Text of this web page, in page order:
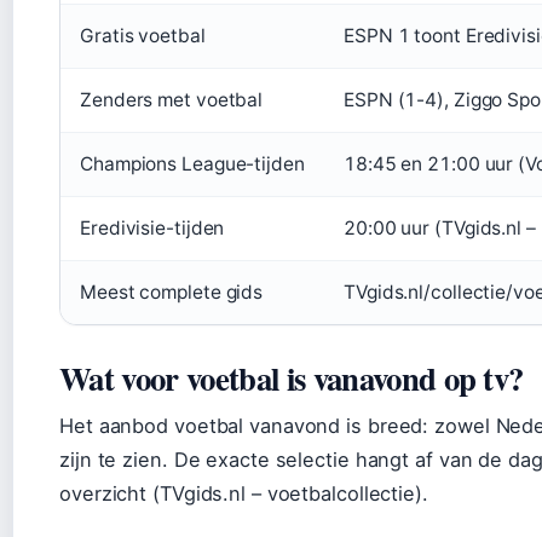
Gratis voetbal ESPN 1 toont
Zenders met voetbal ESPN (1-4), Ziggo
Champions League-tijden 18:45 en 21:00 uur
Eredivisie-tijden 20:00 uur (TVgids.nl –
Meest complete gids TVgids.nl/collectie/
Wat voor voetbal is vanavond op tv?
Het aanbod voetbal vanavond is breed: zowel
zijn te zien. De exacte selectie hangt af van de
overzicht (TVgids.nl – voetbalcollectie).